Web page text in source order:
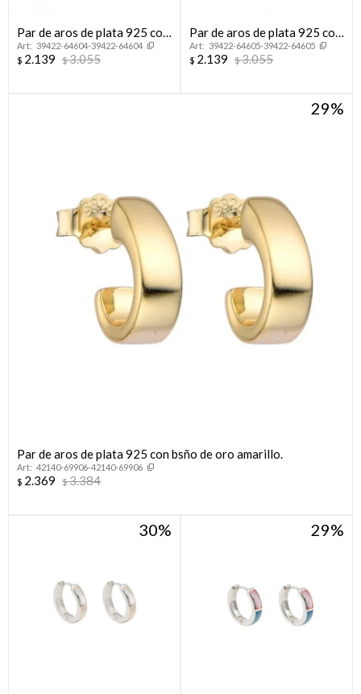
Par de aros de plata 925 con
baño de oro amarillo,
CORAZON.
39422-64604-39422-64604
$ 2.139 $3.055
Par de aros de plata 925 con
baño de oro rosado.
39422-64605-39422-64605
$ 2.139 $3.055
29
Par de aros de plata 925 con bsño de oro amarillo.
42140-69906-42140-69906
$ 2.369 $3.384
30 29